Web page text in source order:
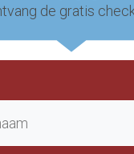
de gratis